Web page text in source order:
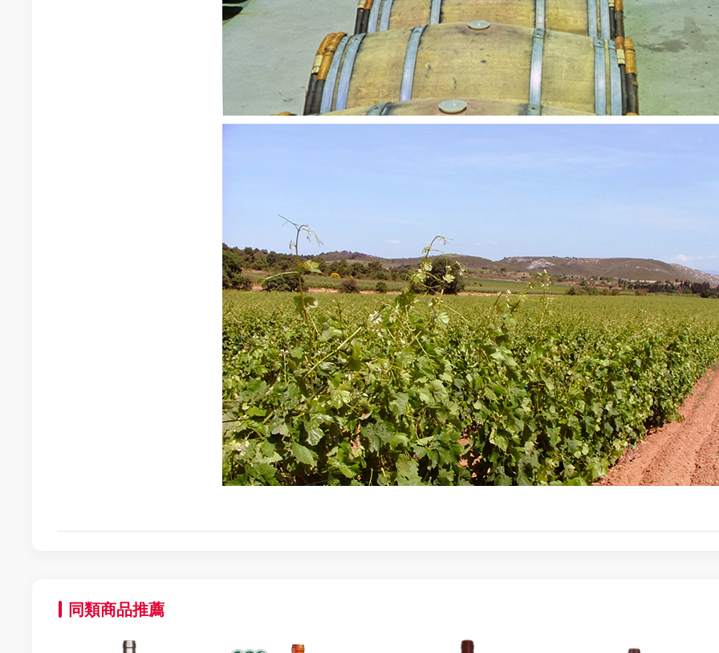
同類商品推薦